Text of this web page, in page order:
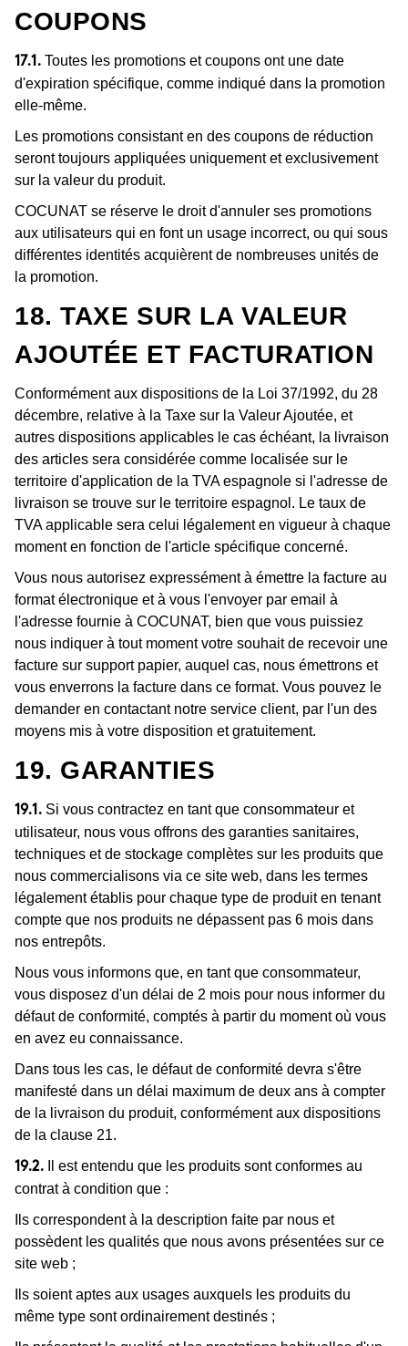
COUPONS
17.1. Toutes les promotions et coupons ont une date
d'expiration spécifique, comme indiqué dans la promotion
elle-même.
Les promotions consistant en des coupons de réduction
seront toujours appliquées uniquement et exclusivement
sur la valeur du produit.
COCUNAT se réserve le droit d'annuler ses promotions
aux utilisateurs qui en font un usage incorrect, ou qui sous
différentes identités acquièrent de nombreuses unités de
la promotion.
18. TAXE SUR LA VALEUR
AJOUTÉE ET FACTURATION
Conformément aux dispositions de la Loi 37/1992, du 28
décembre, relative à la Taxe sur la Valeur Ajoutée, et
autres dispositions applicables le cas échéant, la livraison
des articles sera considérée comme localisée sur le
territoire d'application de la TVA espagnole si l'adresse de
livraison se trouve sur le territoire espagnol. Le taux de
TVA applicable sera celui légalement en vigueur à chaque
moment en fonction de l'article spécifique concerné.
Vous nous autorisez expressément à émettre la facture au
format électronique et à vous l'envoyer par email à
l'adresse fournie à COCUNAT, bien que vous puissiez
nous indiquer à tout moment votre souhait de recevoir une
facture sur support papier, auquel cas, nous émettrons et
vous enverrons la facture dans ce format. Vous pouvez le
demander en contactant notre service client, par l'un des
moyens mis à votre disposition et gratuitement.
19. GARANTIES
19.1. Si vous contractez en tant que consommateur et
utilisateur, nous vous offrons des garanties sanitaires,
techniques et de stockage complètes sur les produits que
nous commercialisons via ce site web, dans les termes
légalement établis pour chaque type de produit en tenant
compte que nos produits ne dépassent pas 6 mois dans
nos entrepôts.
Nous vous informons que, en tant que consommateur,
vous disposez d'un délai de 2 mois pour nous informer du
défaut de conformité, comptés à partir du moment où vous
en avez eu connaissance.
Dans tous les cas, le défaut de conformité devra s'être
manifesté dans un délai maximum de deux ans à compter
de la livraison du produit, conformément aux dispositions
de la clause 21.
19.2. Il est entendu que les produits sont conformes au
contrat à condition que :
Ils correspondent à la description faite par nous et
possèdent les qualités que nous avons présentées sur ce
site web ;
Ils soient aptes aux usages auxquels les produits du
même type sont ordinairement destinés ;